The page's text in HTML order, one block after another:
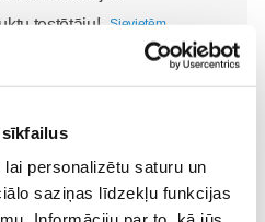
personalizētu saturu un
saziņas līdzekļu funkcijas
testētāju! Sievietēm